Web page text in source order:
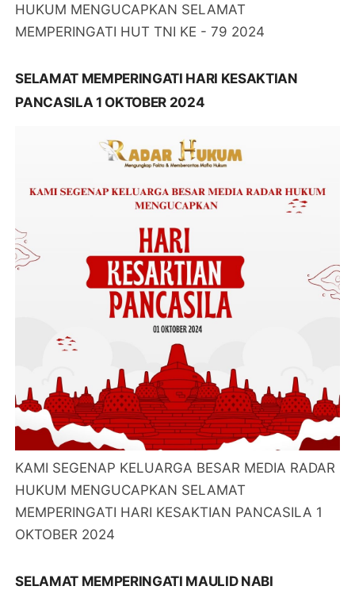
HUKUM MENGUCAPKAN SELAMAT
MEMPERINGATI HUT TNI KE - 79 2024
SELAMAT MEMPERINGATI HARI KESAKTIAN
PANCASILA 1 OKTOBER 2024
KAMI SEGENAP KELUARGA BESAR MEDIA RADAR
HUKUM MENGUCAPKAN SELAMAT
MEMPERINGATI HARI KESAKTIAN PANCASILA 1
OKTOBER 2024
SELAMAT MEMPERINGATI MAULID NABI